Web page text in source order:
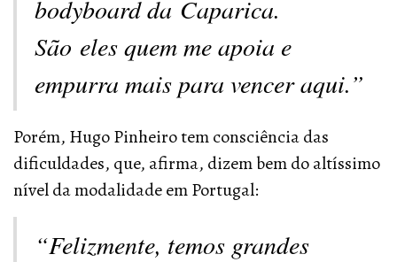
bodyboard da Caparica.
São eles quem me apoia e
empurra mais para vencer aqui.”
Porém, Hugo Pinheiro tem consciência das
dificuldades, que, afirma, dizem bem do altíssimo
nível da modalidade em Portugal:
“Felizmente, temos grandes